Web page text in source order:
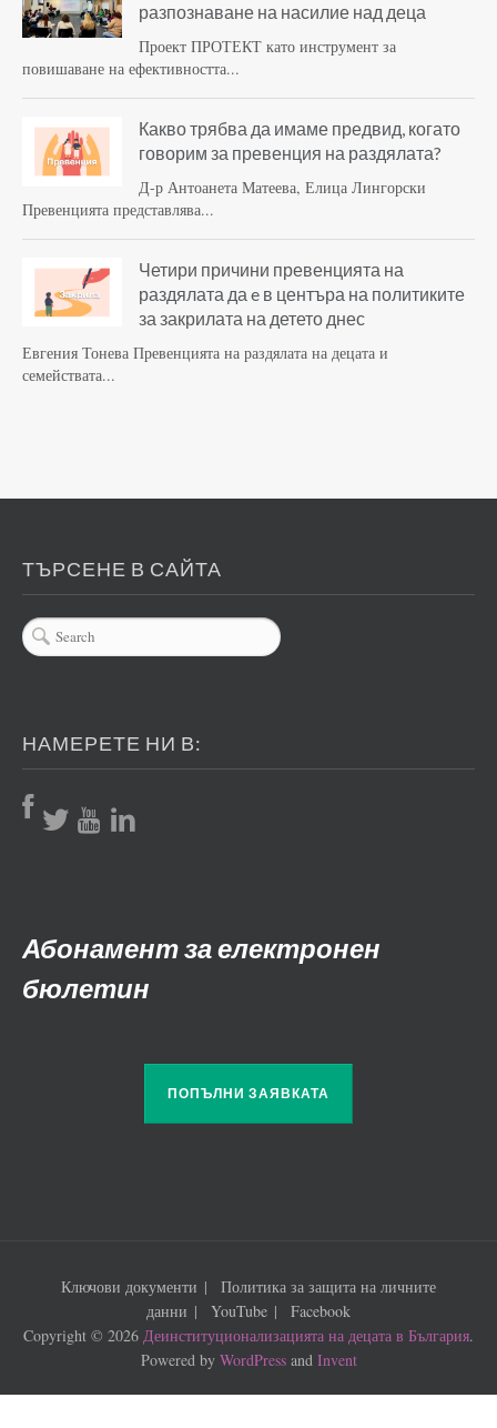
разпознаване на насилие над деца
Проект ПРОТЕКТ като инструмент за
повишаване на ефективността...
Какво трябва да имаме предвид, когато
говорим за превенция на раздялата?
Д-р Антоанета Матеева, Елица Лингорски
Превенцията представлява...
Четири причини превенцията на
раздялата да e в центъра на политиките
за закрилата на детето днес
Евгения Тонева Превенцията на раздялата на децата и
семействата...
ТЪРСЕНЕ В САЙТА
НАМЕРЕТЕ НИ В:
Абонамент за електронен
бюлетин
ПОПЪЛНИ ЗАЯВКАТА
Ключови документи
Политика за защита на личните
данни
YouTube
Facebook
Copyright © 2026 Деинституционализацията на децата в България.
Powered by WordPressand Invent